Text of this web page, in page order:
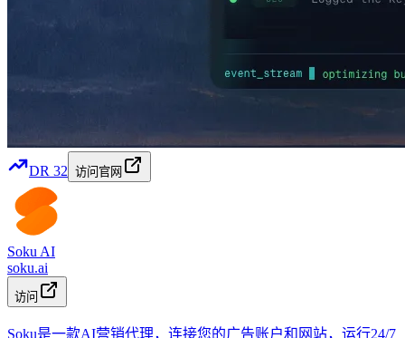
DR 32 访问官网
Soku AI
soku.ai
访问
Soku是一款AI营销代理，连接您的广告账户和网站，运行24/7